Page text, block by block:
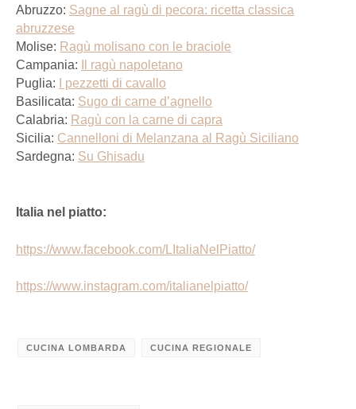
Abruzzo: Sagne al ragù di pecora: ricetta classica
abruzzese
Molise: Ragù molisano con le braciole
Campania:
Il ragù napoletano
Puglia:
I pezzetti di cavallo
Basilicata: Sugo di carne d’agnello
Calabria: Ragù con la carne di capra
Sicilia: Cannelloni di Melanzana al Ragù Siciliano
Sardegna: Su Ghisadu
Italia nel piatto:
https://www.facebook.com/LItaliaNelPiatto/
https://www.instagram.com/italianelpiatto/
CUCINA LOMBARDA CUCINA REGIONALE